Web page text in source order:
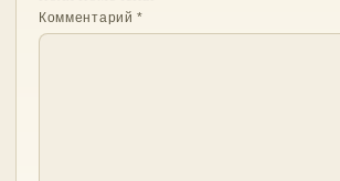
Комментарий*